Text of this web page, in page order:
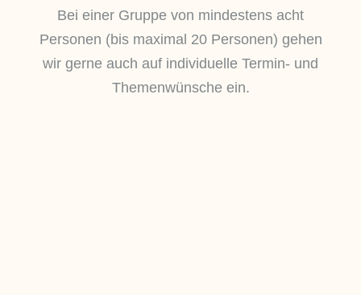
Bei einer Gruppe von mindestens acht
Personen (bis maximal 20 Personen) gehen
wir gerne auch auf individuelle Termin- und
Themenwünsche ein.